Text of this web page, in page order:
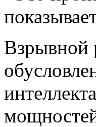
Взрывной